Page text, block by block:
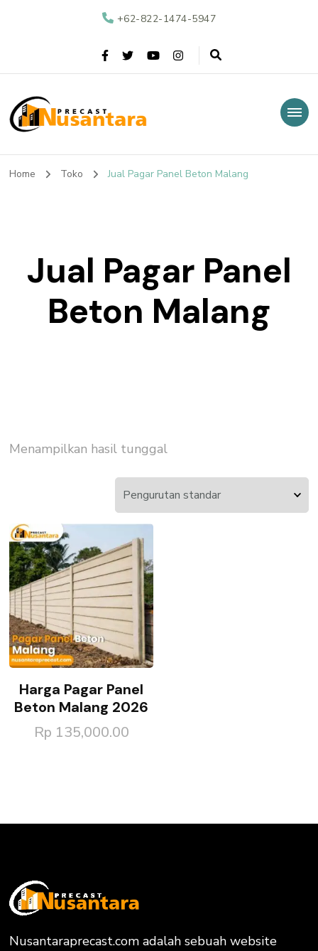
+62-822-1474-5947
Nusantara Precast
Home Toko Jual Pagar Panel Beton Malang
Jual Pagar Panel
Beton Malang
Menampilkan hasil tunggal
Harga Pagar Panel
Beton Malang 2026
Rp 135,000.00
Nusantaraprecast.com adalah sebuah website